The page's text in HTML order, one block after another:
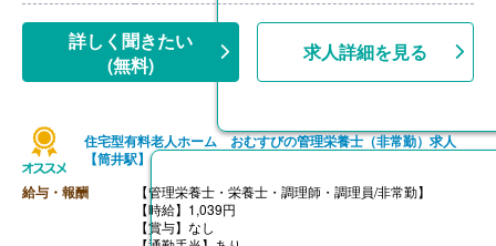
詳しく聞きたい
(無料)
求人詳細を見る
住宅型有料老人ホーム おむすびの管理栄養士（非常勤）求人
【筒井駅】
給与・報酬
【管理栄養士・栄養士・調理師・調理員/非常勤】
【時給】1,039円
【賞与】なし